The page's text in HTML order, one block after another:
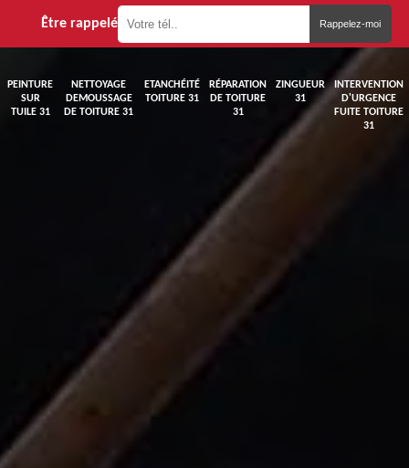
Être rappelé
PEINTURE
SUR
TUILE 31
NETTOYAGE
DEMOUSSAGE
DE TOITURE 31
ETANCHÉITÉ
TOITURE 31
RÉPARATION
DE TOITURE
31
ZINGUEUR
31
INTERVENTION
D'URGENCE
FUITE TOITURE
31